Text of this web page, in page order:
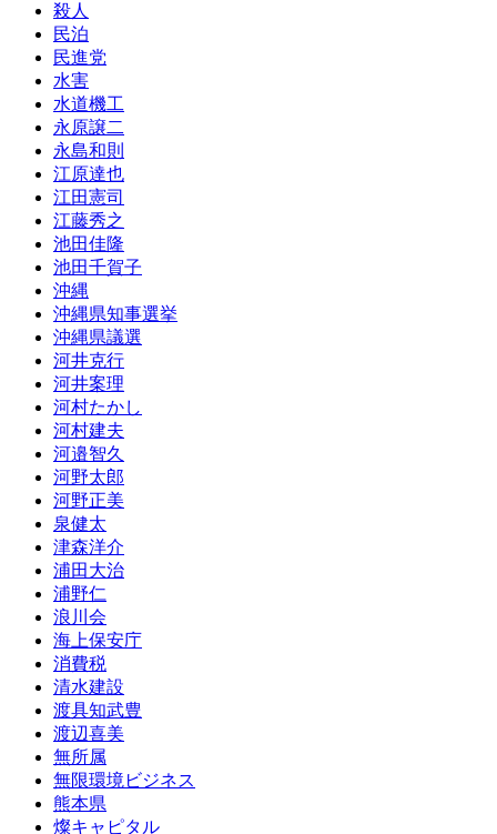
殺人
民泊
民進党
水害
水道機工
永原譲二
永島和則
江原達也
江田憲司
江藤秀之
池田佳隆
池田千賀子
沖縄
沖縄県知事選挙
沖縄県議選
河井克行
河井案理
河村たかし
河村建夫
河邉智久
河野太郎
河野正美
泉健太
津森洋介
浦田大治
浦野仁
浪川会
海上保安庁
消費税
清水建設
渡具知武豊
渡辺喜美
無所属
無限環境ビジネス
熊本県
燦キャピタル